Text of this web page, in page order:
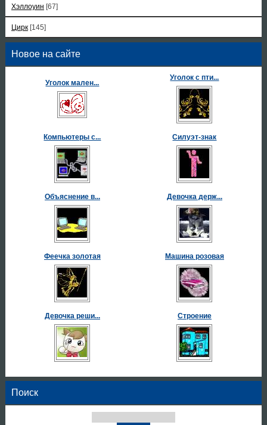
Хэллоуин [67]
Цирк [145]
Новое на сайте
Уголок мален...
Уголок с пти...
Компьютеры с... Силуэт-знак
Объяснение в... Девочка держ...
Феечка золотая Машина розовая
Девочка реши... Строение
Поиск